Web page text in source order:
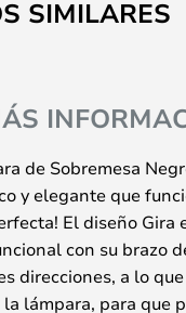
SIMILARES
de Sobremesa
y elegante que
El diseño Gira
con su brazo
direcciones, a lo
lámpara, para que